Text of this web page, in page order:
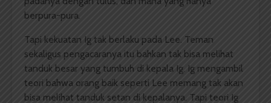
berpura-pura.
Tapi kekuatan Ig tak berlaku pada Lee. Teman
sekaligus pengacaranya itu bahkan tak bisa melihat
tanduk besar yang tumbuh di kepala Ig. Ig mengambil
teori bahwa orang baik seperti Lee memang tak akan
bisa melihat tanduk setan di kepalanya. Tapi teori Ig